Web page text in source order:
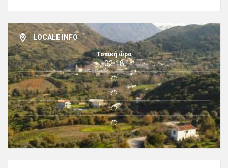
LOCALE INFO
Τοπική ώρα
02:18